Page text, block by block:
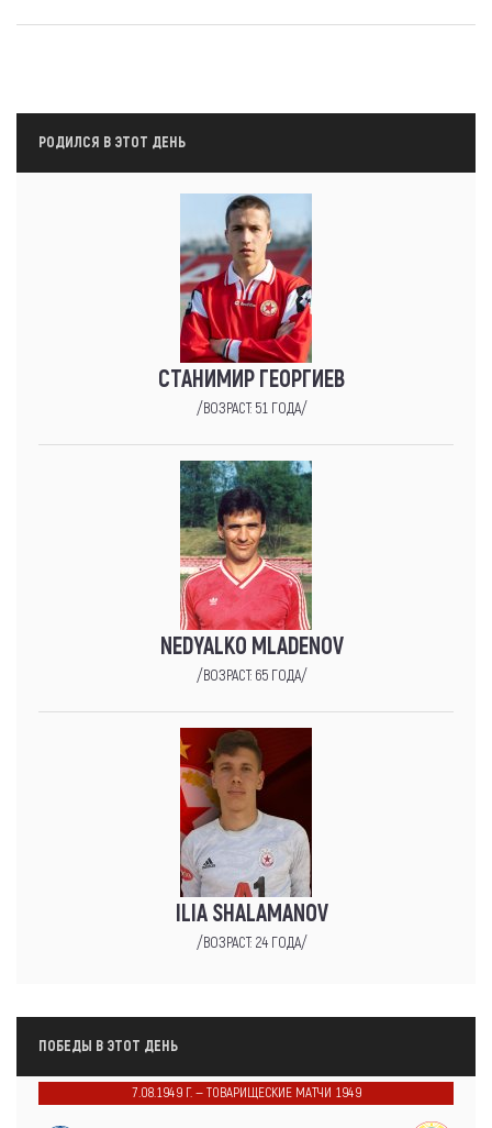
РОДИЛСЯ В ЭТОТ ДЕНЬ
СТАНИМИР ГЕОРГИЕВ
/ВОЗРАСТ: 51 ГОДА/
NEDYALKO MLADENOV
/ВОЗРАСТ: 65 ГОДА/
ILIA SHALAMANOV
/ВОЗРАСТ: 24 ГОДА/
ПОБЕДЫ В ЭТОТ ДЕНЬ
7.08.1949 Г. — ТОВАРИЩЕСКИЕ МАТЧИ 1949